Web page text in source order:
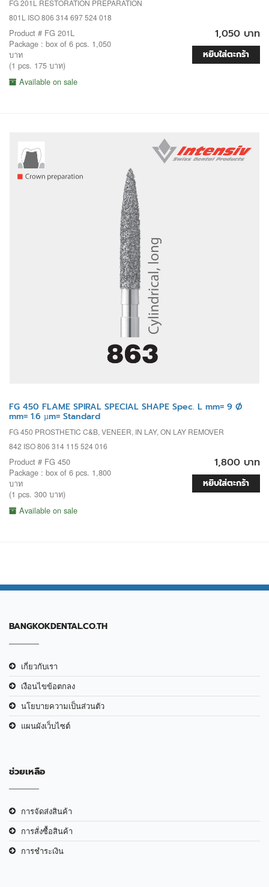
FG 201L RESTORATION PREPARATION
801L ISO 806 314 697 524 018
Product # FG 201L
Package : box of 6 pcs. 1,050
บาท
(1 pcs. 175 บาท)
Available on sale
1,050 บาท
หยิบใส่ตะกร้า
FG 450 FLAME SPIRAL SPECIAL SHAPE Spec. L mm= 9 Ø
mm= 1.6 µm= Standard
FG 450 PROSTHETIC C&B, VENEER, IN LAY, ON LAY REMOVER
842 ISO 806 314 115 524 016
Product # FG 450
Package : box of 6 pcs. 1,800
บาท
(1 pcs. 300 บาท)
Available on sale
1,800 บาท
หยิบใส่ตะกร้า
BANGKOKDENTAL.CO.TH
เกี่ยวกับเรา
เงือนไขข้อตกลง
นโยบายความเป็นส่วนตัว
แผนผังเว็บไซต์
ช่วยเหลือ
การจัดส่งสินค้า
การสั่งซื้อสินค้า
การชำระเงิน